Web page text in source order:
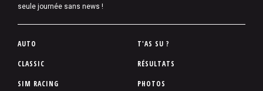
seule journée sans news !
P
d
AUTO
CLASSIC
SIM RACING
T'AS SU ?
RÉSULTATS
PHOTOS